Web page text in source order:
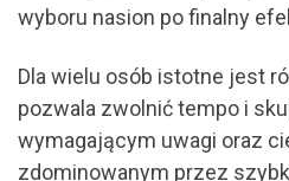
wyboru nasion po finalny
Dla wielu osób istotne jest
pozwala zwolnić tempo i
wymagającym uwagi oraz
zdominowanym przez